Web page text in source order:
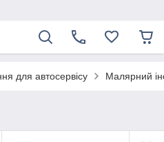
для автосервісу Малярний